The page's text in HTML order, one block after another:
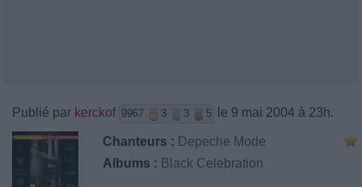
Publié par kerckof 9967 3 3 5 le 9 mai 2004 à 23h.
Chanteurs : Depeche Mode
Albums : Black Celebration